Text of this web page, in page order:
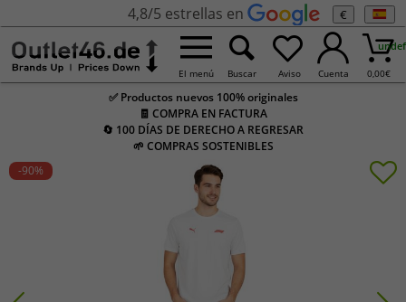
4,8/5 estrellas en €
El menú Buscar Aviso Cuenta 0,00€
✅ Productos nuevos 100% originales
🧾 COMPRA EN FACTURA
🔄 100 DÍAS DE DERECHO A REGRESAR
🌱 COMPRAS SOSTENIBLES
-90%